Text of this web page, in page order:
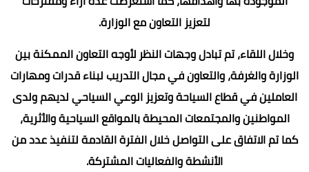
لتعزيز التعاون مع الوزارة.
وخلال اللقاء، تم تبادل وجهات النظر لأوجه التعاون الممكنة بين
الوزارة والغرفة، والتعاون في مجال التدريب لبناء قدرات ومهارات
العاملين في قطاع السياحة وتعزيز الوعي السياحي لديهم ولدى
المواطنين والمجتمعات المحيطة بالمواقع السياحية والأثرية،
كما تم الاتفاق على التواصل خلال الفترة القادمة لتنفيذ عدد من
الأنشطة والفعاليات المشتركة.